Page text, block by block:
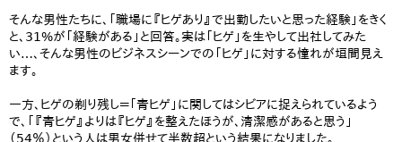
そんな男性たちに、「職場に『ヒゲあり』で出勤したいと思った経験」をきく
と、31%が「経験がある」と回答。実は「ヒゲ」を生やして出社してみた
い…、そんな男性のビジネスシーンでの「ヒゲ」に対する憧れが垣間見え
ます。
一方、ヒゲの剃り残し＝「青ヒゲ」に関してはシビアに捉えられているよう
で、「『青ヒゲ』よりは『ヒゲ』を整えたほうが、清潔感があると思う」
（54％）という人は男女併せて半数超という結果になりました。